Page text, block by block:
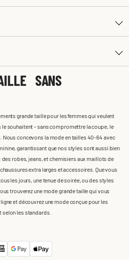
SANS
grande taille pour les femmes qui veulent
souhaitent – sans compromettre la coupe, le
Nous concevons la mode en tailles 40-64 avec
garantissant que nos styles sont aussi bien
robes, jeans, et chemisiers aux maillots de
extra larges et accessoires. Que vous
les jours, une tenue de soirée, ou des styles
trouverez une mode grande taille qui vous
et découvrez une mode conçue pour les
selon les standards.